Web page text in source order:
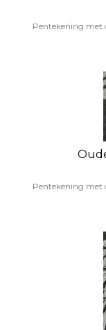
Pentekening met
Pentekening met